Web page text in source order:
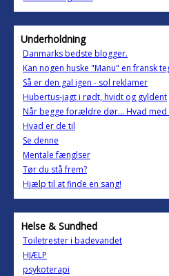
Underholdning
Danmarks bedste blogger.
Kan nogen huske "Manu" en fransk
Så er den gal igen - sol reklamer
Hubertus-jagt i rødt, hvidt og gyldent
Når begge forældre dør... Hvad med
Hvad er de til
Se denne
Mentale fænglser
Tør du stå frem?
Hjælp til at finde en sang!
Helse & Sundhed
Toiletrester i badevandet
HJÆLP
psykoterapi